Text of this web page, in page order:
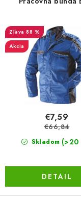
LacnoBlog Prečo
Dopravné a Platby
Obchodné podmienky
Reklamačný poriadok
88 %
Akcia
Skladom (>20
€7,59
€66,84
DETAIL